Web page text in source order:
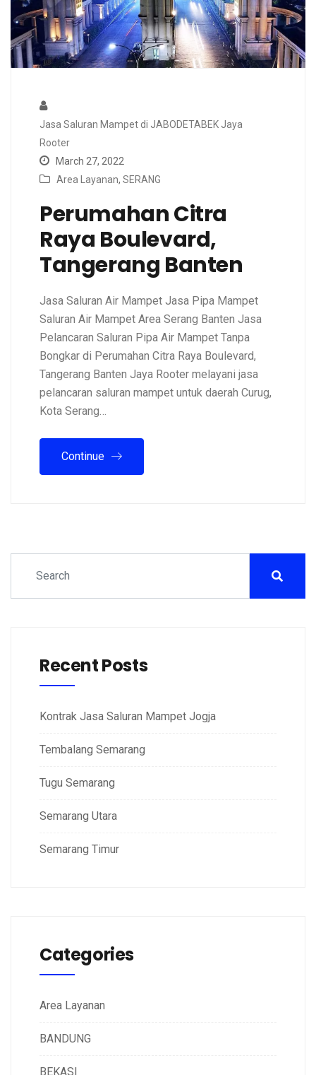
Jasa Saluran Mampet di JABODETABEK Jaya
Rooter
March 27, 2022
Area Layanan, SERANG
Perumahan Citra
Raya Boulevard,
Tangerang Banten
Jasa Saluran Air Mampet Jasa Pipa Mampet
Saluran Air Mampet Area Serang Banten Jasa
Pelancaran Saluran Pipa Air Mampet Tanpa
Bongkar di Perumahan Citra Raya Boulevard,
Tangerang Banten Jaya Rooter melayani jasa
pelancaran saluran mampet untuk daerah Curug,
Kota Serang…
Continue
Recent Posts
Kontrak Jasa Saluran Mampet Jogja
Tembalang Semarang
Tugu Semarang
Semarang Utara
Semarang Timur
Categories
Area Layanan
BANDUNG
BEKASI